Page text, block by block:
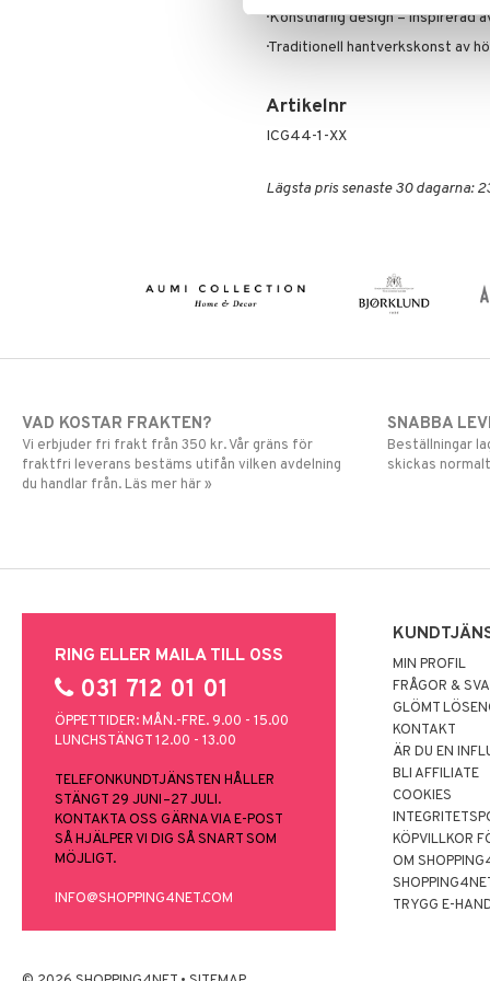
· Konstnärlig design – inspirerad
· Traditionell hantverkskonst av
Artikelnr
ICG44-1-XX
Lägsta pris senaste 30 dagarna:
VAD KOSTAR FRAKTEN?
Vi erbjuder fri frakt från 350 kr. Vår gräns för
fraktfri leverans bestäms utifån vilken avdelning
du handlar från. Läs mer här »
SNABBA
Beställningar
skickas
RING ELLER MAILA TILL OSS
031 712 01 01
ÖPPETTIDER: MÅN.-FRE. 9.00 - 15.00
LUNCHSTÄNGT 12.00 - 13.00
TELEFONKUNDTJÄNSTEN HÅLLER
STÄNGT 29 JUNI–27 JULI.
KONTAKTA OSS GÄRNA VIA E-POST
SÅ HJÄLPER VI DIG SÅ SNART SOM
MÖJLIGT.
INFO@SHOPPING4NET.COM
MIN PROFIL
FRÅGOR &
GLÖMT
KONTAKT
ÄR DU EN
BLI AFFILIATE
COOKIES
KÖPVILLKOR
OM
TRYGG E-